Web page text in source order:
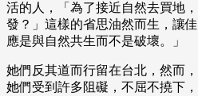
活的人，「為了接近自然去買地
發？」這樣的省思油然而生，讓
應是與自然共生而不是破壞。」
她們反其道而行留在台北，然而
她們受到許多阻礙，不屈不撓下